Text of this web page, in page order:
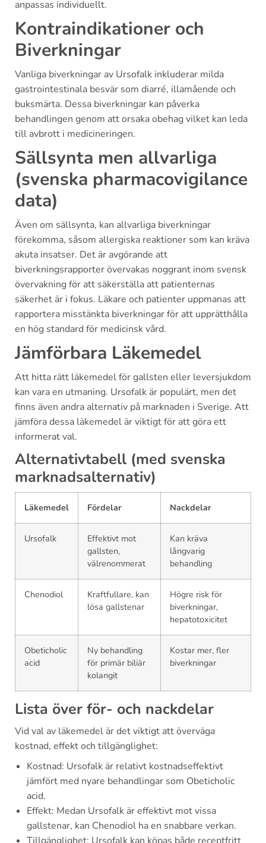
anpassas individuellt.
Kontraindikationer och
Biverkningar
Vanliga biverkningar av Ursofalk inkluderar milda
gastrointestinala besvär som diarré, illamående och
buksmärta. Dessa biverkningar kan påverka
behandlingen genom att orsaka obehag vilket kan leda
till avbrott i medicineringen.
Sällsynta men allvarliga
(svenska pharmacovigilance
data)
Även om sällsynta, kan allvarliga biverkningar
förekomma, såsom allergiska reaktioner som kan kräva
akuta insatser. Det är avgörande att
biverkningsrapporter övervakas noggrant inom svensk
övervakning för att säkerställa att patienternas
säkerhet är i fokus. Läkare och patienter uppmanas att
rapportera misstänkta biverkningar för att upprätthålla
en hög standard för medicinsk vård.
Jämförbara Läkemedel
Att hitta rätt läkemedel för gallsten eller leversjukdom
kan vara en utmaning. Ursofalk är populärt, men det
finns även andra alternativ på marknaden i Sverige. Att
jämföra dessa läkemedel är viktigt för att göra ett
informerat val.
Alternativtabell (med svenska
marknadsalternativ)
Läkemedel Fördelar Nackdelar
Ursofalk
Effektivt mot
gallsten,
välrenommerat
Kan kräva
långvarig
behandling
Chenodiol
Kraftfullare, kan
lösa gallstenar
Högre risk för
biverkningar,
hepatotoxicitet
Obeticholic
acid
Ny behandling
för primär biliär
kolangit
Kostar mer, fler
biverkningar
Lista över för- och nackdelar
Vid val av läkemedel är det viktigt att överväga
kostnad, effekt och tillgänglighet:
Kostnad: Ursofalk är relativt kostnadseffektivt
jämfört med nyare behandlingar som Obeticholic
acid.
Effekt: Medan Ursofalk är effektivt mot vissa
gallstenar, kan Chenodiol ha en snabbare verkan.